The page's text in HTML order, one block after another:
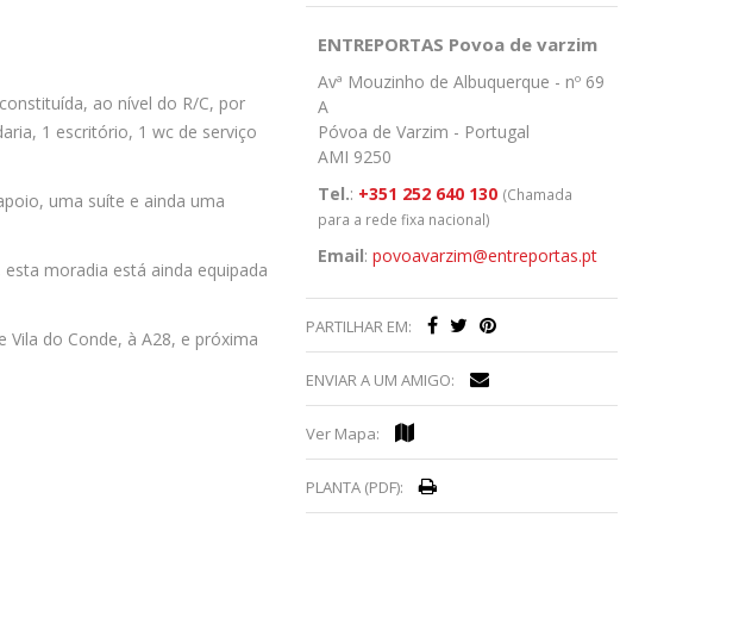
ao nível do R/C, por
1 escritório, 1 wc de serviço
uma suíte e ainda uma
moradia está ainda equipada
do Conde, à A28, e próxima
ENTREPORTAS Povoa de varzim
Avª Mouzinho de Albuquerque - nº 69
A
Póvoa de Varzim - Portugal
AMI 9250
Tel.: +351 252 640 130 (Chamada
para a rede fixa nacional)
Email: povoavarzim@entreportas.pt
PARTILHAR EM:
ENVIAR A UM AMIGO:
Ver Mapa:
PLANTA (PDF):